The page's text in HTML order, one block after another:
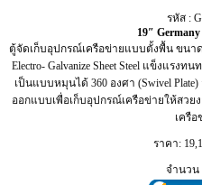
รหัส :
19″
ตู้จัดเก็บอุปกรณ์เครือข่ายแบบตั้งพื้น ขนาด
Electro- Galvanize Sheet Steel แข็งแร
เป็นแบบหมุนได้ 360 องศา (Swivel
ออกแบบเพื่อเก็บอุปกรณ์เครือข่ายให้สว
เครือ
ราคา:
จำนวน